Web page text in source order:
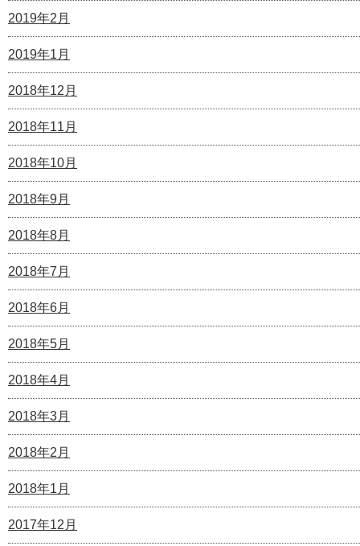
2019年2月
2019年1月
2018年12月
2018年11月
2018年10月
2018年9月
2018年8月
2018年7月
2018年6月
2018年5月
2018年4月
2018年3月
2018年2月
2018年1月
2017年12月